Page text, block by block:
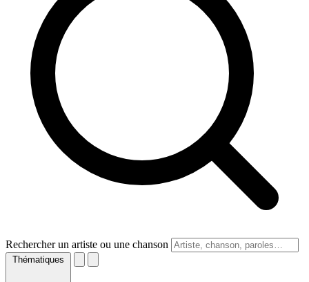
Rechercher un artiste ou une chanson
Thématiques